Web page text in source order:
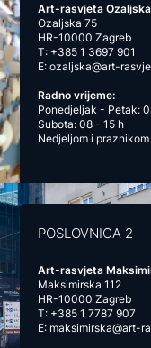
Art-rasvjeta Ozaljska
Ozaljska 75
HR-10000 Zagreb
T: +385 1 3697 901
E:ozaljska@art-
Radno vrijeme:
Ponedjeljak - Petak:
Subota: 08 - 15 h
Nedjeljom i
POSLOVNICA 2
Art-rasvjeta
Maksimirska 112
HR-10000 Zagreb
T: +385 1 7787 907
E: maksimirska@art-